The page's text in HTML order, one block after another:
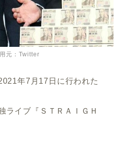
元：Twitter
年7月17日に行われた
ライブ『ＳＴＲＡＩＧＨ